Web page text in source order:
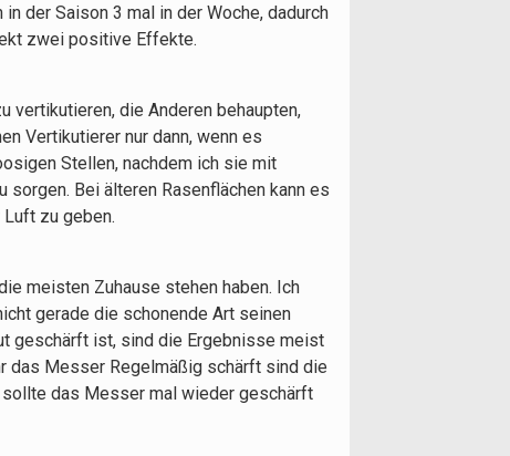
der Saison 3 mal in der Woche, dadurch
zwei positive Effekte.
vertikutieren, die Anderen behaupten,
Vertikutierer nur dann, wenn es
Stellen, nachdem ich sie mit
Bei älteren Rasenflächen kann es
zu geben.
meisten Zuhause stehen haben. Ich
gerade die schonende Art seinen
geschärft ist, sind die Ergebnisse meist
das Messer Regelmäßig schärft sind die
sollte das Messer mal wieder geschärft